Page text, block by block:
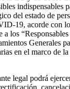
indispensables
del estado de
19, acorde con
a los
Generales
en el marco de
legal podrá